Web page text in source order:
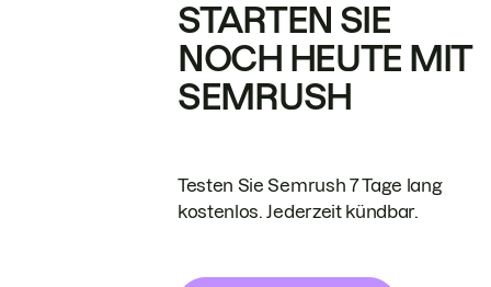
STARTEN SIE
NOCH HEUTE MIT
SEMRUSH
Testen Sie Semrush 7 Tage lang
kostenlos. Jederzeit kündbar.